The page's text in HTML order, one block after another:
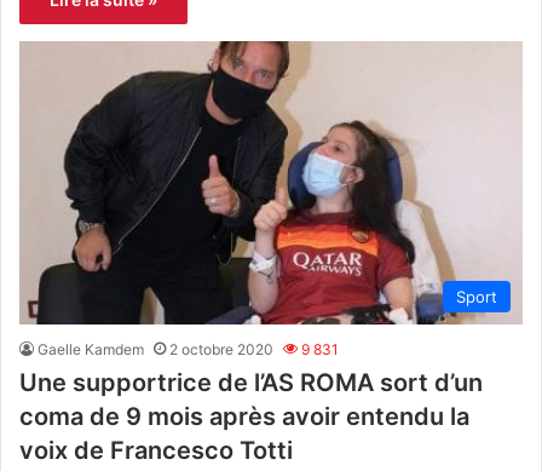
Sport
Gaelle Kamdem 2 octobre 2020 9 831
Une supportrice de l’AS ROMA sort d’un
coma de 9 mois après avoir entendu la
voix de Francesco Totti